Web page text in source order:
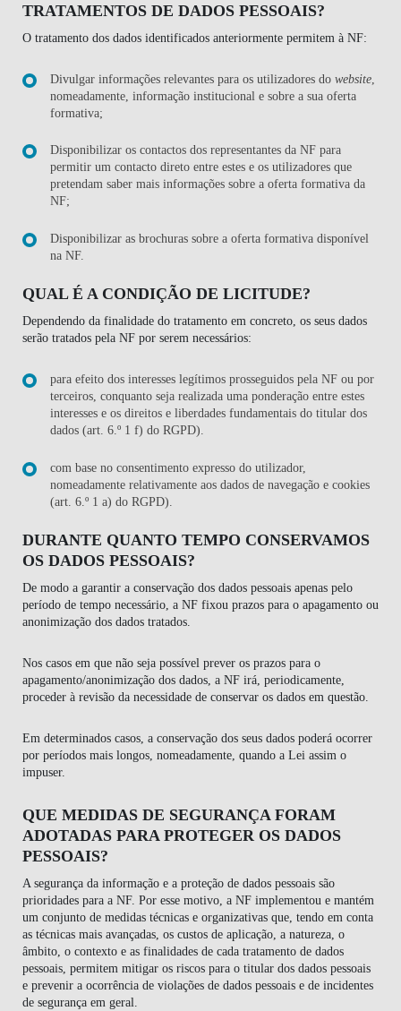
TRATAMENTOS DE DADOS PESSOAIS?
O tratamento dos dados identificados anteriormente permitem à NF:
Divulgar informações relevantes para os utilizadores dowebsite
nomeadamente, informação institucional e sobre a sua oferta
formativa;
Disponibilizar os contactos dos representantes da NF para
permitir um contacto direto entre estes e os utilizadores que
pretendam saber mais informações sobre a oferta formativa da
NF;
Disponibilizar as brochuras sobre a oferta formativa disponível
na NF.
QUAL É A CONDIÇÃO DE LICITUDE?
Dependendo da finalidade do tratamento em concreto, os seus dados
serão tratados pela NF por serem necessários:
para efeito dos interesses legítimos prosseguidos pela NF ou por
terceiros, conquanto seja realizada uma ponderação entre estes
interesses e os direitos e liberdades fundamentais do titular dos
dados (art. 6.º 1 f) do RGPD).
com base no consentimento expresso do utilizador,
nomeadamente relativamente aos dados de navegação e cookies
(art. 6.º 1 a) do RGPD).
DURANTE QUANTO TEMPO CONSERVAMOS
OS DADOS PESSOAIS?
De modo a garantir a conservação dos dados pessoais apenas pelo
período de tempo necessário, a NF fixou prazos para o apagamento ou
anonimização dos dados tratados.
Nos casos em que não seja possível prever os prazos para o
apagamento/anonimização dos dados, a NF irá, periodicamente,
proceder à revisão da necessidade de conservar os dados em questão.
Em determinados casos, a conservação dos seus dados poderá ocorrer
por períodos mais longos, nomeadamente, quando a Lei assim o
impuser.
QUE MEDIDAS DE SEGURANÇA FORAM
ADOTADAS PARA PROTEGER OS DADOS
PESSOAIS?
A segurança da informação e a proteção de dados pessoais são
prioridades para a NF. Por esse motivo, a NF implementou e mantém
um conjunto de medidas técnicas e organizativas que, tendo em conta
as técnicas mais avançadas, os custos de aplicação, a natureza, o
âmbito, o contexto e as finalidades de cada tratamento de dados
pessoais, permitem mitigar os riscos para o titular dos dados pessoais
e prevenir a ocorrência de violações de dados pessoais e de incidentes
de segurança em geral.